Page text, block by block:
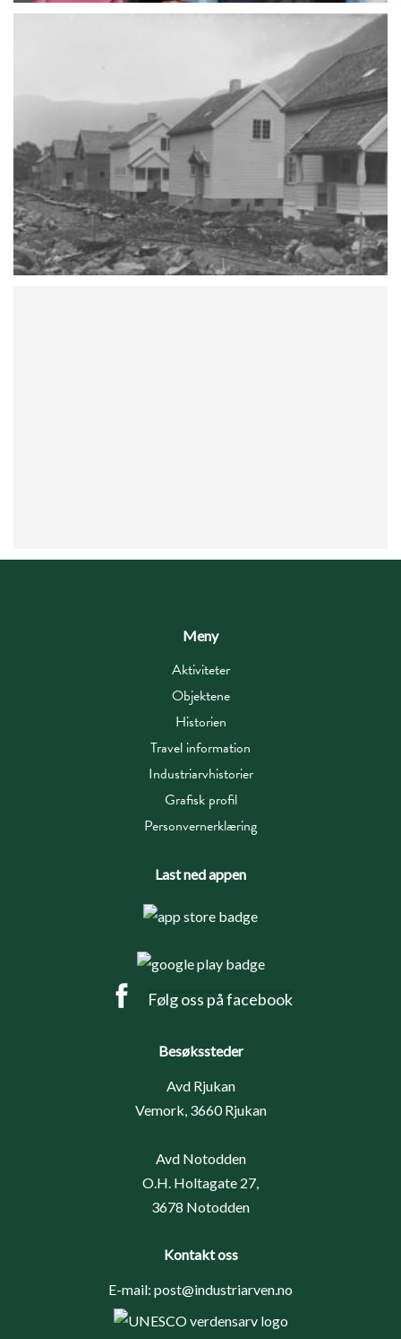
Meny
Aktiviteter
Objektene
Historien
Travel information
Industriarvhistorier
Grafisk profil
Personvernerklæring
Last ned appen
Følg oss på facebook
Besøkssteder
Avd Rjukan
Vemork, 3660 Rjukan
Avd Notodden
O.H. Holtagate 27,
3678 Notodden
Kontakt oss
E-mail: post@industriarven.no